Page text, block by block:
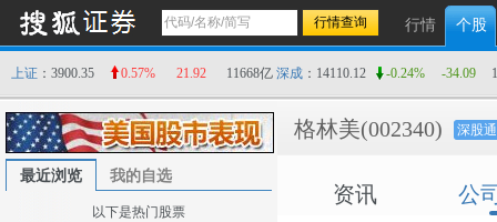
行情 个股
上证 ：3900.35 0.57% 21.92 11668亿 深成 ：14110.12 -0.24% -34.09
最近浏览 我的自选
以下是热门股票
格林美(002340) 深股通
资讯 公